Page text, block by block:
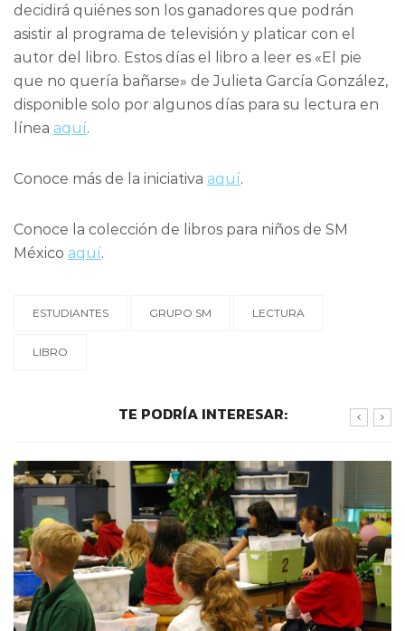
decidirá quiénes son los ganadores que podrán
asistir al programa de televisión y platicar con el
autor del libro. Estos días el libro a leer es «El pie
que no quería bañarse» de Julieta García González,
disponible solo por algunos días para su lectura en
línea aquí.
Conoce más de la iniciativa aquí.
Conoce la colección de libros para niños de SM
México aquí.
ESTUDIANTES GRUPO SM LECTURA
LIBRO
TE PODRÍA INTERESAR: